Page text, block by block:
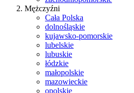
Mężczyźni
Cała Polska
dolnośląskie
kujawsko-pomorskie
lubelskie
lubuskie
łódzkie
małopolskie
mazowieckie
opolskie